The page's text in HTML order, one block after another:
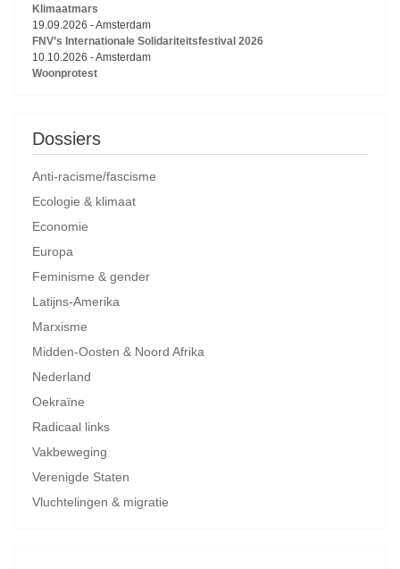
Klimaatmars
19.09.2026 -Amsterdam
FNV’s Internationale Solidariteitsfestival 2026
10.10.2026 -Amsterdam
Woonprotest
Dossiers
Anti-racisme/fascisme
Ecologie & klimaat
Economie
Europa
Feminisme & gender
Latijns-Amerika
Marxisme
Midden-Oosten & Noord Afrika
Nederland
Oekraïne
Radicaal links
Vakbeweging
Verenigde Staten
Vluchtelingen & migratie